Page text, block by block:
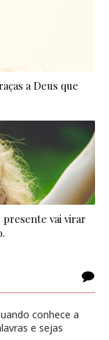
a Deus que
vai virar
conhece a
e sejas